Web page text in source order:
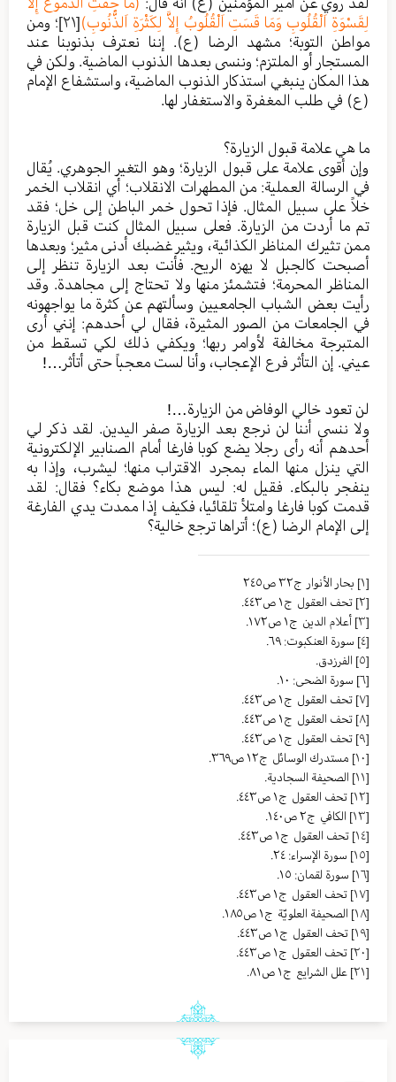
لِقَسْوَةِ اَلْقُلُوبِ وَمَا قَسَتِ اَلْقُلُوبُ إِلاَّ لِكَثْرَةِ اَلذُّنُوبِ)[٢١]
؛ ومن
مواطن التوبة؛ مشهد الرضا (ع). إننا نعترف بذنوبنا عند
المستجار أو الملتزم؛ وننسى بعدها الذنوب الماضية. ولكن في
هذا المكان ينبغي استذكار الذنوب الماضية، واستشفاع الإمام
(ع) في طلب المغفرة والاستغفار لها.
ما هي علامة قبول الزيارة؟
وإن أقوى علامة على قبول الزيارة؛ وهو التغير الجوهري. يُقال
في الرسالة العملية: من المطهرات الانقلاب؛ أي انقلاب الخمر
خلاً على سبيل المثال. فإذا تحول خمر الباطن إلى خل؛ فقد
تم ما أردت من الزيارة. فعلى سبيل المثال كنت قبل الزيارة
ممن تثيرك المناظر الكذائية، ويثير غضبك أدنى مثير؛ وبعدها
أصبحت كالجبل لا يهزه الريح. فأنت بعد الزيارة تنظر إلى
المناظر المحرمة؛ فتشمئز منها ولا تحتاج إلى مجاهدة. وقد
رأيت بعض الشباب الجامعيين وسألتهم عن كثرة ما يواجهونه
في الجامعات من الصور المثيرة، فقال لي أحدهم: إنني أرى
المتبرجة مخالفة لأوامر ربها؛ ويكفي ذلك لكي تسقط من
عيني. إن التأثر فرع الإعجاب، وأنا لست معجباً حتى أتأثر…!
لن تعود خالي الوفاض من الزيارة…!
ولا ننسى أننا لن نرجع بعد الزيارة صفر اليدين. لقد ذكر لي
أحدهم أنه رأى رجلا يضع كوبا فارغا أمام الصنابير الإلكترونية
التي ينزل منها الماء بمجرد الاقتراب منها؛ ليشرب، وإذا به
ينفجر بالبكاء. فقيل له: ليس هذا موضع بكاء؟ فقال: لقد
قدمت كوبا فارغا وامتلأ تلقائيا، فكيف إذا ممدت يدي الفارغة
إلى الإمام الرضا (ع)؛ أتراها ترجع خالية؟
[١]
بحار الأنوار ج٣٢ ص٢٤٥
[٢]
تحف العقول ج١ ص٤٤٣.
[٣]
أعلام الدین ج١ ص١٧٢.
[٤]
سورة العنكبوت: ٦٩.
[٥]
الفرزدق.
[٦]
سورة الضحى: ١٠.
[٧]
تحف العقول ج١ ص٤٤٣.
[٨]
تحف العقول ج١ ص٤٤٣.
[٩]
تحف العقول ج١ ص٤٤٣.
[١٠]
مستدرك الوسائل ج١٢ ص٣٦٩.
[١١]
الصحيفة السجادية.
[١٢]
تحف العقول ج١ ص٤٤٣.
[١٣]
الکافي ج٢ ص١٤٠.
[١٤]
تحف العقول ج١ ص٤٤٣.
[١٥]
سورة الإسراء: ٢٤.
[١٦]
سورة لقمان: ١٥.
[١٧]
تحف العقول ج١ ص٤٤٣.
[١٨]
الصحیفة العلویّة ج١ ص١٨٥.
[١٩]
تحف العقول ج١ ص٤٤٣.
[٢٠]
تحف العقول ج١ ص٤٤٣.
[٢١]
علل الشرایع ج١ ص٨١.